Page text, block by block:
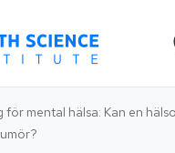
för mental hälsa: Kan en